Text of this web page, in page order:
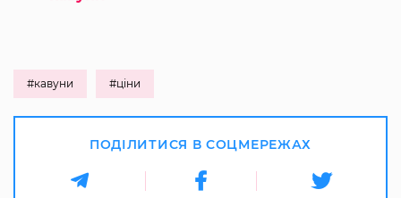
#кавуни #ціни
ПОДІЛИТИСЯ В СОЦМЕРЕЖАХ